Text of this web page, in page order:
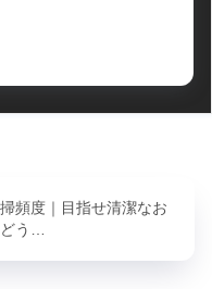
頻度｜目指せ清潔なお
う…